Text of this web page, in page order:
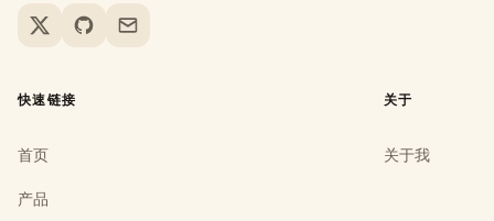
X GitHubEmail
快速链接
首页
产品
关于
关于我